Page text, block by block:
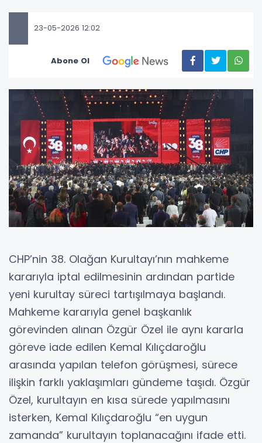
23-05-2026 12:02
Abone Ol
CHP’nin 38. Olağan Kurultayı’nın mahkeme
kararıyla iptal edilmesinin ardından partide
yeni kurultay süreci tartışılmaya başlandı.
Mahkeme kararıyla genel başkanlık
görevinden alınan Özgür Özel ile aynı kararla
göreve iade edilen Kemal Kılıçdaroğlu
arasında yapılan telefon görüşmesi, sürece
ilişkin farklı yaklaşımları gündeme taşıdı. Özgür
Özel, kurultayın en kısa sürede yapılmasını
isterken, Kemal Kılıçdaroğlu “en uygun
zamanda” kurultayın toplanacağını ifade etti.